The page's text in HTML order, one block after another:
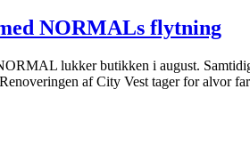
NORMALs flytning
lukker butikken i august.
af City Vest tager for alvor